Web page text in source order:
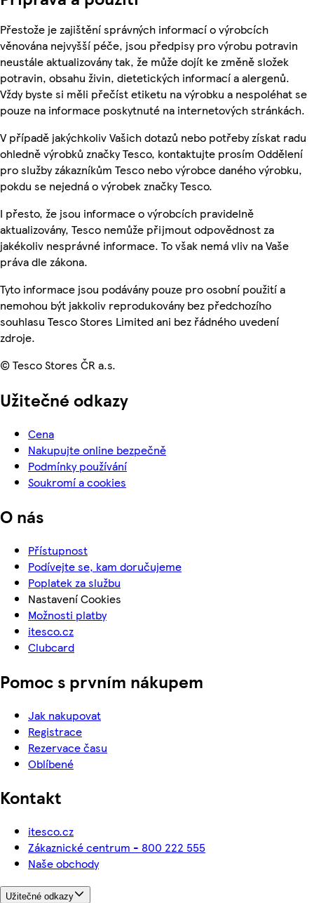
Přestože je zajištění správných informací o výrobcích
věnována nejvyšší péče, jsou předpisy pro výrobu potravin
neustále aktualizovány tak, že může dojít ke změně složek
potravin, obsahu živin, dietetických informací a alergenů.
Vždy byste si měli přečíst etiketu na výrobku a nespoléhat se
pouze na informace poskytnuté na internetových stránkách.
V případě jakýchkoliv Vašich dotazů nebo potřeby získat radu
ohledně výrobků značky Tesco, kontaktujte prosím Oddělení
pro služby zákazníkům Tesco nebo výrobce daného výrobku,
pokdu se nejedná o výrobek značky Tesco.
I přesto, že jsou informace o výrobcích pravidelně
aktualizovány, Tesco nemůže přijmout odpovědnost za
jakékoliv nesprávné informace. To však nemá vliv na Vaše
práva dle zákona.
Tyto informace jsou podávány pouze pro osobní použití a
nemohou být jakkoliv reprodukovány bez předchozího
souhlasu Tesco Stores Limited ani bez řádného uvedení
zdroje.
© Tesco Stores ČR a.s.
Užitečné odkazy
Cena
Nakupujte online bezpečně
Podmínky používání
Soukromí a cookies
O nás
Přístupnost
Podívejte se, kam doručujeme
Poplatek za službu
Nastavení Cookies
Možnosti platby
itesco.cz
Clubcard
Pomoc s prvním nákupem
Jak nakupovat
Registrace
Rezervace času
Oblíbené
Kontakt
itesco.cz
Zákaznické centrum - 800 222 555
Naše obchody
Užitečné odkazy